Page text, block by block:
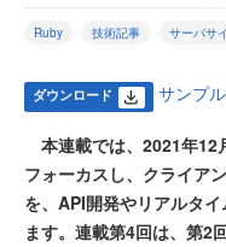
Ruby 技術記事 サーバサ
ダウンロード サンプ
本連載では、2021年12
フォーカスし、クライア
を、API開発やリアルタ
ます。連載第4回は、第2